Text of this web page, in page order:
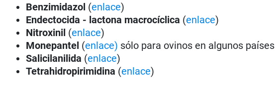
Benzimidazol (enlace)
Endectocida - lactona macrocíclica (enlace)
Nitroxinil (enlace)
Monepantel (enlace) sólo para ovinos en algunos países
Salicilanilida (enlace)
Tetrahidropirimidina (enlace)